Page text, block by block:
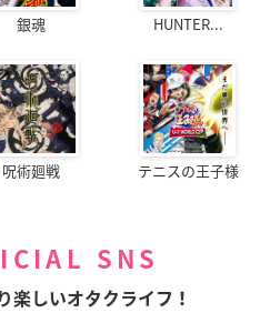
銀魂 HUNTER...
呪術廻戦 テニスの王子様
SNS
楽しいオタクライフ！